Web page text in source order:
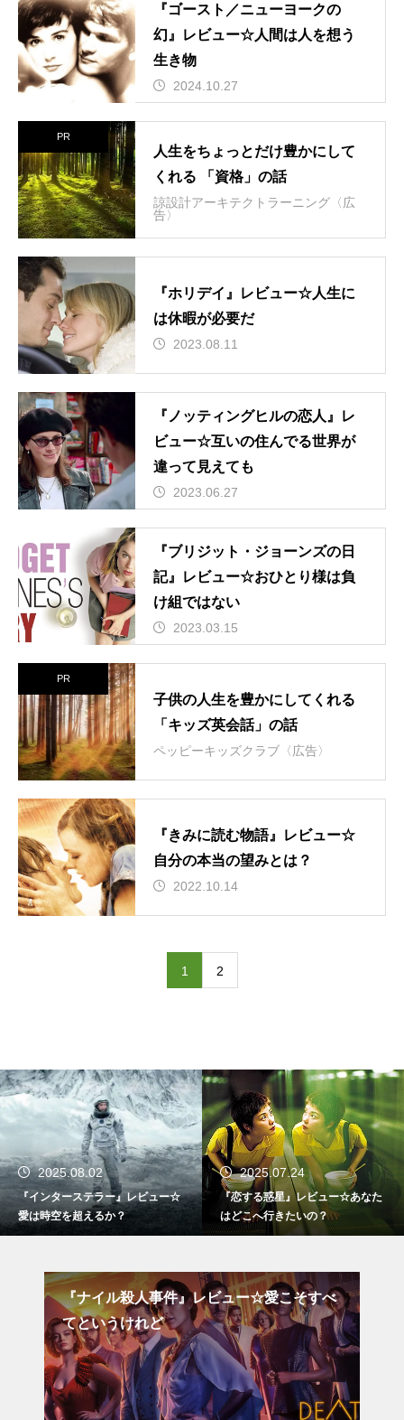
『ゴースト／ニューヨークの
幻』レビュー☆人間は人を想う
生き物
2024.10.27
PR
人生をちょっとだけ豊かにして
くれる 「資格」の話
諒設計アーキテクトラーニング〈広
告〉
『ホリデイ』レビュー☆人生に
は休暇が必要だ
2023.08.11
『ノッティングヒルの恋人』レ
ビュー☆互いの住んでる世界が
違って見えても
2023.06.27
『ブリジット・ジョーンズの日
記』レビュー☆おひとり様は負
け組ではない
2023.03.15
PR
子供の人生を豊かにしてくれる
「キッズ英会話」の話
ペッピーキッズクラブ〈広告〉
『きみに読む物語』レビュー☆
自分の本当の望みとは？
2022.10.14
1 2
2025.08.02
『インターステラー』レビュー☆
愛は時空を超えるか？
2025.07.24
『恋する惑星』レビュー☆あなた
はどこへ行きたいの？
『ナイル殺人事件』レビュー☆愛こそすべ
てというけれど
『極悪女王
のか？